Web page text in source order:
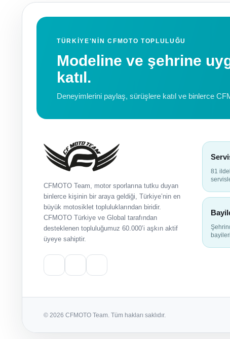
TÜRKIYE'NIN CFMOTO TOPLULUĞU
Modeline ve şehrine
katıl.
Deneyimlerini paylaş, sürüşlere katıl ve binlerce
CFMOTO Team, motor sporlarına tutku duyan
binlerce kişinin bir araya geldiği, Türkiye’nin en
büyük motosiklet topluluklarından biridir.
CFMOTO Türkiye ve Global tarafından
desteklenen topluluğumuz 60.000’i aşkın aktif
üyeye sahiptir.
81
© 2026 CFMOTO Team. Tüm hakları saklıdır.